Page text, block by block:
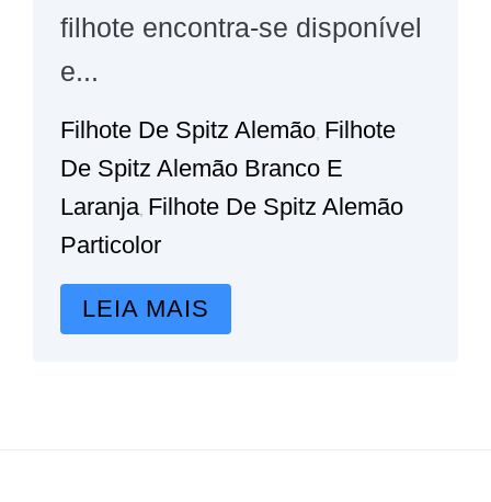
filhote encontra-se disponível
e...
Filhote De Spitz Alemão Filhote
De Spitz Alemão Branco E
Laranja Filhote De Spitz Alemão
Particolor
LEIA MAIS